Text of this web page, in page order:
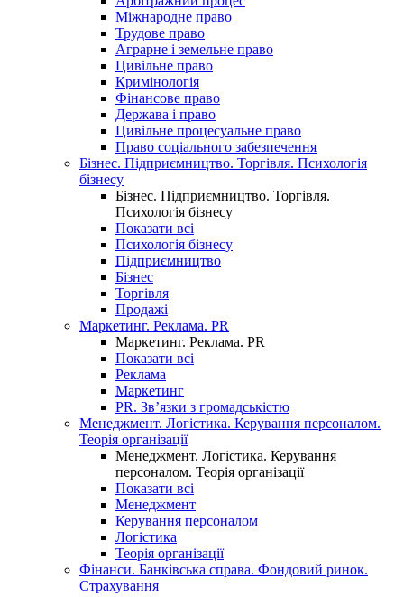
Міжнародне право
Трудове право
Аграрне і земельне право
Цивільне право
Кримінологія
Фінансове право
Держава і право
Цивільне процесуальне право
Право соціального забезпечення
Бізнес. Підприємництво. Торгівля. Психологія
бізнесу
Бізнес. Підприємництво. Торгівля.
Психологія бізнесу
Показати всі
Психологія бізнесу
Підприємництво
Бізнес
Торгівля
Продажі
Маркетинг. Реклама. PR
Маркетинг. Реклама. PR
Показати всі
Реклама
Маркетинг
PR. Зв’язки з громадськістю
Менеджмент. Логістика. Керування персоналом.
Теорія організації
Менеджмент. Логістика. Керування
персоналом. Теорія організації
Показати всі
Менеджмент
Керування персоналом
Логістика
Теорія організації
Фінанси. Банківська справа. Фондовий ринок.
Страхування